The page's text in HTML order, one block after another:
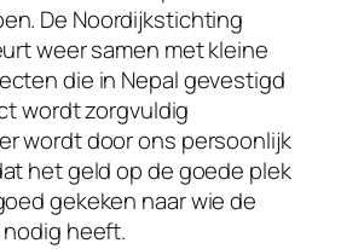
De Noordijkstichting
weer samen met kleine
die in Nepal gevestigd
wordt zorgvuldig
wordt door ons persoonlijk
het geld op de goede plek
gekeken naar wie de
heeft.